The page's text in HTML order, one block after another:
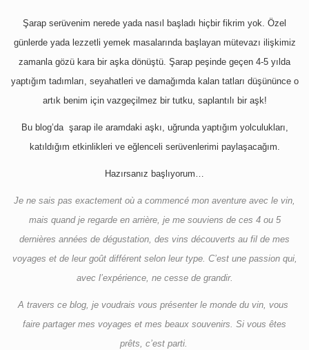
Şarap serüvenim nerede yada nasıl başladı hiçbir fikrim yok. Özel
günlerde yada lezzetli yemek masalarında başlayan mütevazı ilişkimiz
zamanla gözü kara bir aşka dönüştü. Şarap peşinde geçen 4-5 yılda
yaptığım tadımları, seyahatleri ve damağımda kalan tatları düşününce o
artık benim için vazgeçilmez bir tutku, saplantılı bir aşk!
Bu blog’da şarap ile aramdaki aşkı, uğrunda yaptığım yolculukları,
katıldığım etkinlikleri ve eğlenceli serüvenlerimi paylaşacağım.
Hazırsanız başlıyorum…
Je ne sais pas exactement où a commencé mon aventure avec le vin,
mais quand je regarde en arrière, je me souviens de ces 4 ou 5
dernières années de dégustation, des vins découverts au fil de mes
voyages et de leur goût différent selon leur type. C’est une passion qui,
avec l’expérience, ne cesse de grandir.
A travers ce blog, je voudrais vous présenter le monde du vin, vous
faire partager mes voyages et mes beaux souvenirs. Si vous êtes
prêts, c’est parti.